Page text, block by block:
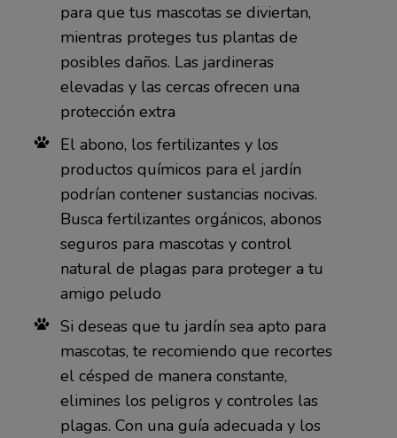
para que tus mascotas se diviertan,
mientras proteges tus plantas de
posibles daños. Las jardineras
elevadas y las cercas ofrecen una
protección extra
El abono, los fertilizantes y los
productos químicos para el jardín
podrían contener sustancias nocivas.
Busca fertilizantes orgánicos, abonos
seguros para mascotas y control
natural de plagas para proteger a tu
amigo peludo
Si deseas que tu jardín sea apto para
mascotas, te recomiendo que recortes
el césped de manera constante,
elimines los peligros y controles las
plagas. Con una guía adecuada y los